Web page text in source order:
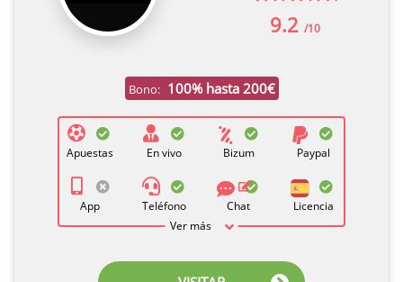
9.2 /10
Bono: 100% hasta 200€
Ver más
Apuestas En vivo Bizum Paypal
App Teléfono Chat Licencia